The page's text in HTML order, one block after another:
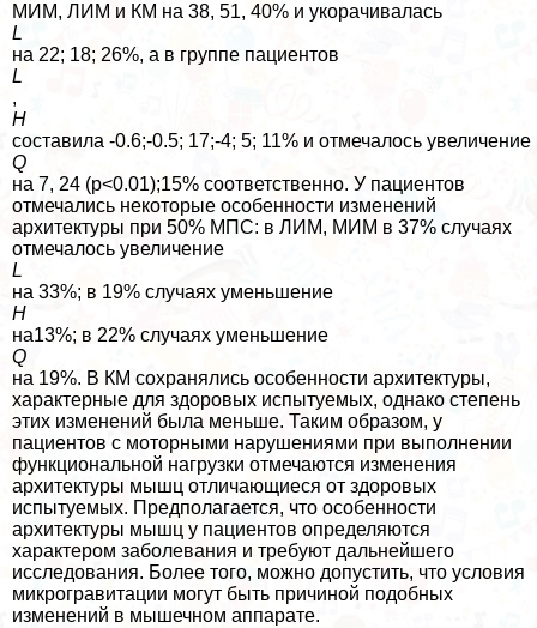
МИМ, ЛИМ и КМ на 38, 51, 40% и укорачивалась
L
на 22; 18; 26%, а в группе пациентов
L
,
H
составила -0.6;-0.5; 17;-4; 5; 11% и отмечалось увеличение
Q
на 7, 24 (p<0.01);15% соответственно. У пациентов
отмечались некоторые особенности изменений
архитектуры при 50% МПС: в ЛИМ, МИМ в 37% случаях
отмечалось увеличение
L
на 33%; в 19% случаях уменьшение
H
на13%; в 22% случаях уменьшение
Q
на 19%. В КМ сохранялись особенности архитектуры,
хаpaктерные для здоровых испытуемых, однако степень
этих изменений была меньше. Таким образом, у
пациентов с моторными нарушениями при выполнении
функциональной нагрузки отмечаются изменения
архитектуры мышц отличающиеся от здоровых
испытуемых. Предполагается, что особенности
архитектуры мышц у пациентов определяются
хаpaктером заболевания и требуют дальнейшего
исследования. Более того, можно допустить, что условия
микрогравитации могут быть причиной подобных
изменений в мышечном аппарате.